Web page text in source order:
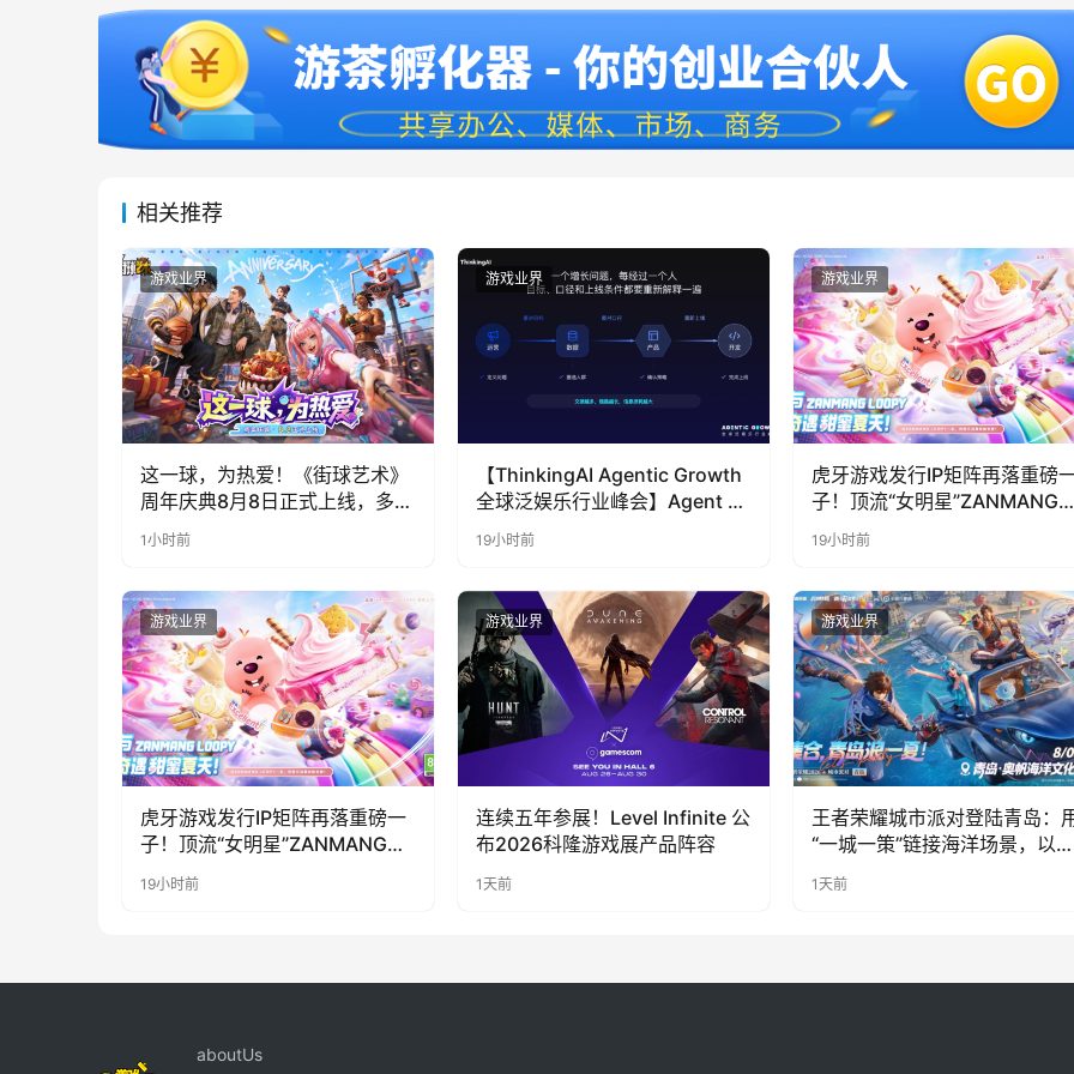
相关推荐
游戏业界
这一球，为热爱！《街球艺术》
周年庆典8月8日正式上线，多重
福利与全新内容同步开启
1小时前
游戏业界
【ThinkingAI Agentic Growth
全球泛娱乐行业峰会】Agent 时
代，人到底负责什么
19小时前
游戏业界
虎牙游戏发行IP矩阵再落重磅
子！顶流“女明星”ZANMANG
LOOPY 正版3D消除手游《消
奇遇》惊喜曝光
19小时前
游戏业界
虎牙游戏发行IP矩阵再落重磅一
子！顶流“女明星”ZANMANG
奇遇》惊喜曝光
19小时前
游戏业界
连续五年参展！Level Infinite 公
布2026科隆游戏展产品阵容
1天前
游戏业界
王者荣耀城市派对登陆青岛：
“一城一策”链接海洋场景，以双
1天前
aboutUs